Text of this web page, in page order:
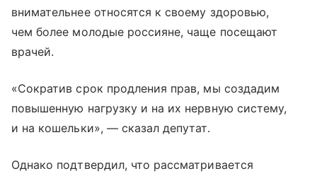
внимательнее относятся к своему здоровью,
чем более молодые россияне, чаще посещают
врачей.
«Сократив срок продления прав, мы создадим
повышенную нагрузку и на их нервную систему,
и на кошельки», — сказал депутат.
Однако подтвердил, что рассматривается